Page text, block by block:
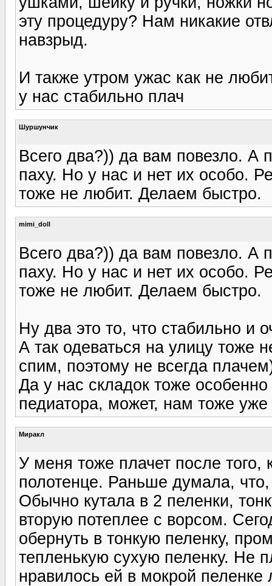
эту процедуру? Нам никакие
навзрыд.
И также утром ужас как не
у нас стабильно плач
Шуршунчик
Всего два?)) да вам повезло. А
паху. Но у нас и нет их особо.
тоже не любит. Делаем быстро.
mimi_doll
Всего два?)) да вам повезло. А
паху. Но у нас и нет их особо.
тоже не любит. Делаем быстро.
Ну два это то, что стабильно и
А так одеваться на улицу тоже
спим, поэтому не всегда
Да у нас складок тоже особенно
педиатора, может, нам тоже
Миракл
У меня тоже плачет после того,
полотенце. Раньше думала,
Обычно кутала в 2 пеленки,
вторую потеплее с ворсом.
обернуть в тонкую пеленку,
тепленькую сухую пеленку. Не
нравилось ей в мокрой пеленке